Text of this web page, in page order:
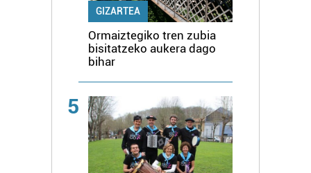
GIZARTEA
Ormaiztegiko tren zubia
bisitatzeko aukera dago
bihar
5